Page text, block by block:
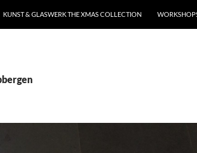
KUNST & GLASWERK THE XMAS COLLECTION